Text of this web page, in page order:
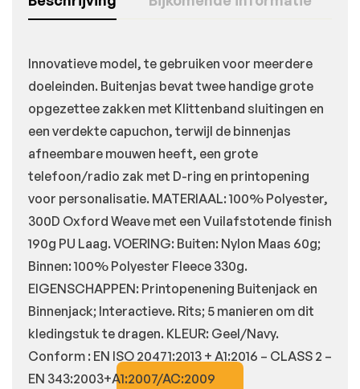
Innovatieve model, te gebruiken voor meerdere
doeleinden. Buitenjas bevat twee handige grote
opgezettee zakken met Klittenband sluitingen en
een verdekte capuchon, terwijl de binnenjas
afneembare mouwen heeft, een grote
telefoon/radio zak met D-ring en printopening
voor personalisatie. MATERIAAL: 100% Polyester,
300D Oxford Weave met een Vuilafstotende finish
190g PU Laag. VOERING: Buiten: Nylon Maas 60g;
Binnen: 100% Polyester Fleece 330g.
EIGENSCHAPPEN: Printopenening Buitenjack en
Binnenjack; Interactieve. Rits; 5 manieren om dit
kledingstuk te dragen. KLEUR: Geel/Navy.
Conform : EN ISO 20471:2013 + A1:2016 – CLASS 2 –
EN 343:2003+A1:2007/AC:2009